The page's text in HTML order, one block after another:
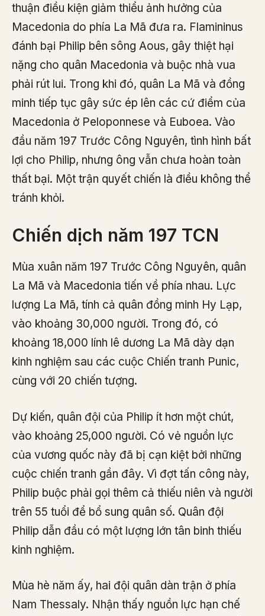
thuận điều kiện giảm thiểu ảnh hưởng của
Macedonia do phía La Mã đưa ra. Flamininus
đánh bại Philip bên sông Aous, gây thiệt hại
nặng cho quân Macedonia và buộc nhà vua
phải rút lui. Trong khi đó, quân La Mã và đồng
minh tiếp tục gây sức ép lên các cứ điểm của
Macedonia ở Peloponnese và Euboea. Vào
đầu năm 197 Trước Công Nguyên, tình hình bất
lợi cho Philip, nhưng ông vẫn chưa hoàn toàn
thất bại. Một trận quyết chiến là điều không thể
tránh khỏi.
Chiến dịch năm 197 TCN
Mùa xuân năm 197 Trước Công Nguyên, quân
La Mã và Macedonia tiến về phía nhau. Lực
lượng La Mã, tính cả quân đồng minh Hy Lạp,
vào khoảng 30,000 người. Trong đó, có
khoảng 18,000 lính lê dương La Mã dày dạn
kinh nghiệm sau các cuộc Chiến tranh Punic,
cùng với 20 chiến tượng.
Dự kiến, quân đội của Philip ít hơn một chút,
vào khoảng 25,000 người. Có vẻ nguồn lực
của vương quốc này đã bị cạn kiệt bởi những
cuộc chiến tranh gần đây. Vì đợt tấn công này,
Philip buộc phải gọi thêm cả thiếu niên và người
trên 55 tuổi để bổ sung quân số. Quân đội
Philip dẫn đầu có một lượng lớn tân binh thiếu
kinh nghiệm.
Mùa hè năm ấy, hai đội quân dàn trận ở phía
Nam Thessaly. Nhận thấy nguồn lực hạn chế